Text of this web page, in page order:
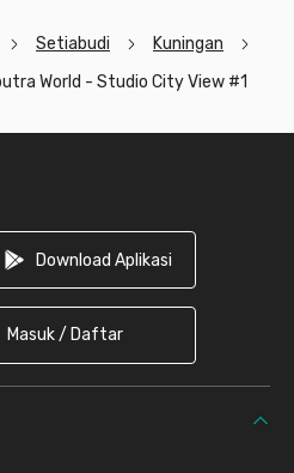
Setiabudi
Kuningan
World - Studio City View #1
Download Aplikasi
Masuk / Daftar